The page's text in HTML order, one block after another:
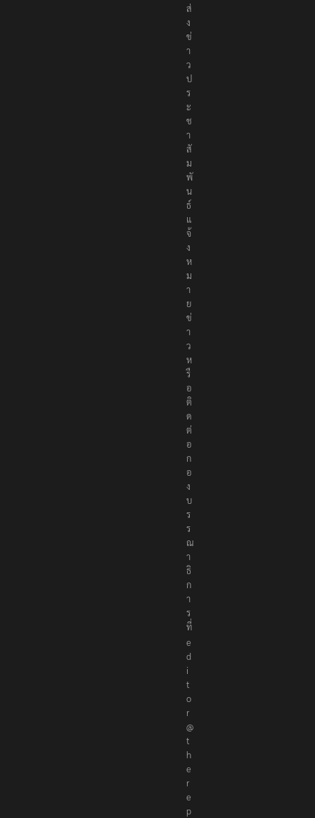
ส่
ง
ข่
า
ว
ป
ร
ะ
ช
า
สั
ม
พั
น
ธ์
แ
จ้
ง
ห
ม
า
ย
ข่
า
ว
ห
รื
อ
ติ
ด
ต่
อ
ก
อ
ง
บ
ร
ร
ณ
า
ธิ
ก
า
ร
ที่
e
d
i
t
o
r
@
t
h
e
r
e
p